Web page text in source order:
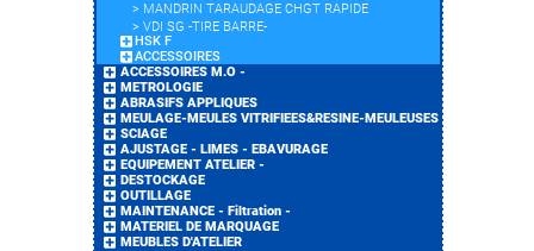
> MANDRIN TARAUDAGE CHGT RAPIDE
> VDI SG -TIRE BARRE-
HSK F
ACCESSOIRES
ACCESSOIRES M.O -
METROLOGIE
ABRASIFS APPLIQUES
MEULAGE-MEULES VITRIFIEES&RESINE-MEULEUSES
SCIAGE
AJUSTAGE - LIMES - EBAVURAGE
EQUIPEMENT ATELIER -
DESTOCKAGE
OUTILLAGE
MAINTENANCE - Filtration -
MATERIEL DE MARQUAGE
MEUBLES D'ATELIER